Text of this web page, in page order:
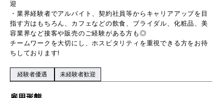
迎
・業界経験者でアルバイト、契約社員等からキャリアアップを目
指す方はもちろん、カフェなどの飲食、ブライダル、化粧品、美
容業界など接客や販売のご経験がある方も◎
チームワークを大切にし、ホスピタリティを重視できる方をお待
ちしております!
経験者優遇 未経験者歓迎